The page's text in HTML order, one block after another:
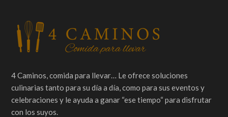
4 Caminos, comida para llevar… Le ofrece soluciones
culinarias tanto para su día a día, como para sus eventos y
celebraciones y le ayuda a ganar “ese tiempo“ para disfrutar
con los suyos.